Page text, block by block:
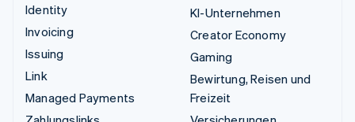
Identity
Invoicing
Issuing
Link
Managed Payments
KI-Unternehmen
Creator Economy
Gaming
Bewirtung, Reisen und
Freizeit